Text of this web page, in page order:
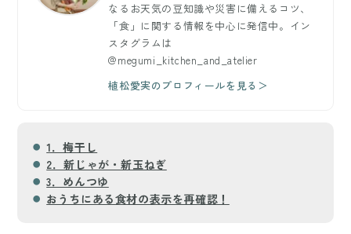
なるお天気の豆知識や災害に備えるコツ、
「食」に関する情報を中心に発信中。イン
スタグラムは
@megumi_kitchen_and_atelier
植松愛実のプロフィールを見る＞
1．梅干し
2．新じゃが・新玉ねぎ
3．めんつゆ
おうちにある食材の表示を再確認！